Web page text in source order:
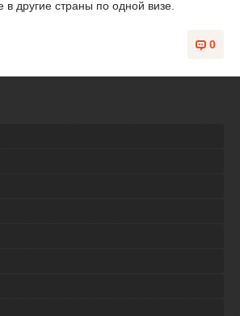
в другие страны по одной визе.
0